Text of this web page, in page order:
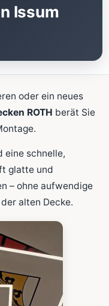
Issum
oder ein neues
ROTH berät Sie
eine schnelle,
glatte und
– ohne aufwendige
alten Decke.